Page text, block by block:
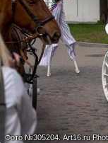
Фото №305204. Art16.ru